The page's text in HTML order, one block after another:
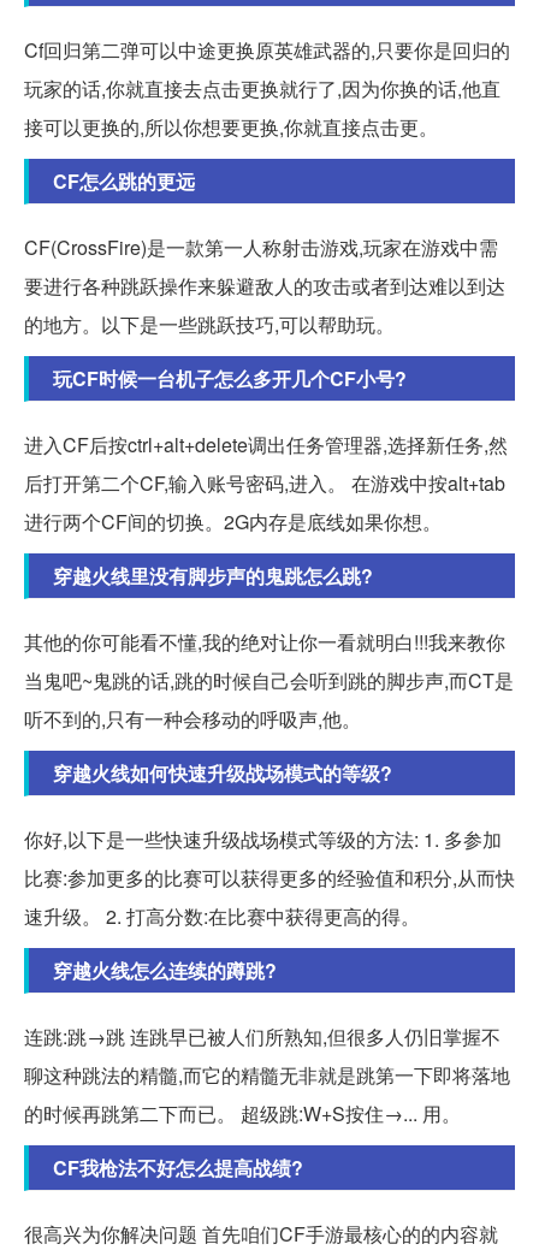
Cf回归第二弹可以中途更换原英雄武器的,只要你是回归的
玩家的话,你就直接去点击更换就行了,因为你换的话,他直
接可以更换的,所以你想要更换,你就直接点击更。
CF怎么跳的更远
CF(CrossFire)是一款第一人称射击游戏,玩家在游戏中需
要进行各种跳跃操作来躲避敌人的攻击或者到达难以到达
的地方。以下是一些跳跃技巧,可以帮助玩。
玩CF时候一台机子怎么多开几个CF小号?
进入CF后按ctrl+alt+delete调出任务管理器,选择新任务,然
后打开第二个CF,输入账号密码,进入。 在游戏中按alt+tab
进行两个CF间的切换。2G内存是底线如果你想。
穿越火线里没有脚步声的鬼跳怎么跳?
其他的你可能看不懂,我的绝对让你一看就明白!!!我来教你
当鬼吧~鬼跳的话,跳的时候自己会听到跳的脚步声,而CT是
听不到的,只有一种会移动的呼吸声,他。
穿越火线如何快速升级战场模式的等级?
你好,以下是一些快速升级战场模式等级的方法: 1. 多参加
比赛:参加更多的比赛可以获得更多的经验值和积分,从而快
速升级。 2. 打高分数:在比赛中获得更高的得。
穿越火线怎么连续的蹲跳?
连跳:跳→跳 连跳早已被人们所熟知,但很多人仍旧掌握不
聊这种跳法的精髓,而它的精髓无非就是跳第一下即将落地
的时候再跳第二下而已。 超级跳:W+S按住→... 用。
CF我枪法不好怎么提高战绩?
很高兴为你解决问题 首先咱们CF手游最核心的的内容就